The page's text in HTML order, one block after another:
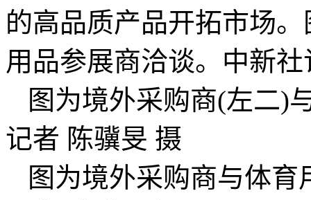
的高品质产品开拓市场
用品参展商洽谈。中新
图为境外采购商(左二)
记者 陈骥旻 摄
图为境外采购商与体